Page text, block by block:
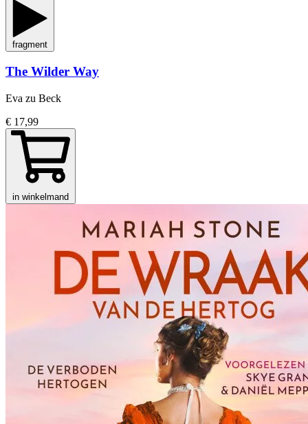
fragment
The Wilder Way
Eva zu Beck
€ 17,99
in winkelmand